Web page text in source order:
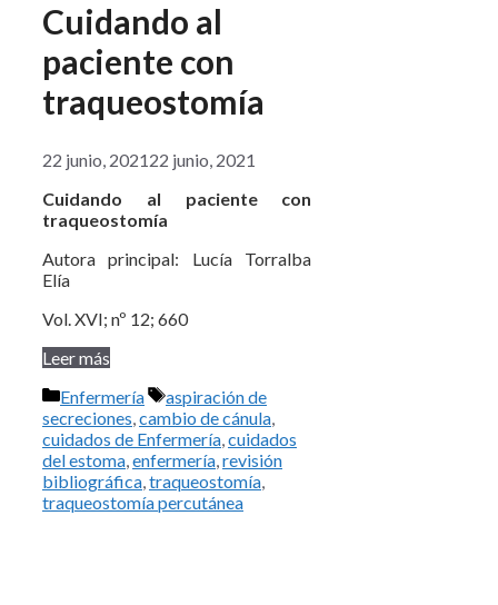
Cuidando al
paciente con
traqueostomía
22 junio, 202122 junio, 2021
Cuidando al paciente con
traqueostomía
Autora principal: Lucía Torralba
Elía
Vol. XVI; nº 12; 660
Leer más
Categorías
Enfermería Etiquetas
aspiración de
secreciones,cambio de cánula,
cuidados de Enfermería,cuidados
del estoma,enfermería,revisión
bibliográfica,traqueostomía,
traqueostomía percutánea